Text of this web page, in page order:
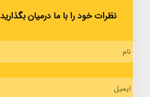
نظرات خود را با ما درمیان بگذارید